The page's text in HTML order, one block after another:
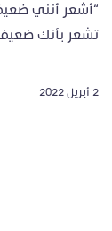
“أشعر أنني
تشعر بأنك
2 أبريل 2022